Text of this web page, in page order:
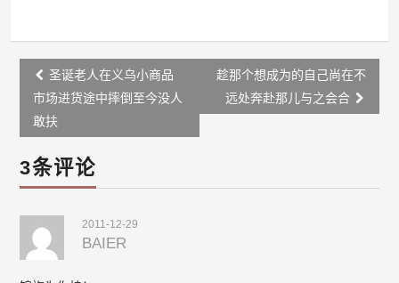
Post
navigation
圣诞老人在义乌小商品
市场进货途中摔倒至今没人
敢扶
趁那个想成为的自己尚在不
远处奔赴那儿与之会合
3条评论
2011-12-29
BAIER